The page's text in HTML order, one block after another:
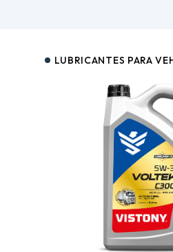
LUBRICANTES PARA